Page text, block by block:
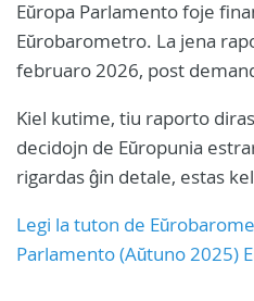
Eŭropa Parlamento foje
Eŭrobarometro. La jena
februaro 2026, post
Kiel kutime, tiu raporto
decidojn de Eŭropunia
rigardas ĝin detale, estas
Legi la tuton de
Parlamento (Aŭtuno 2025)